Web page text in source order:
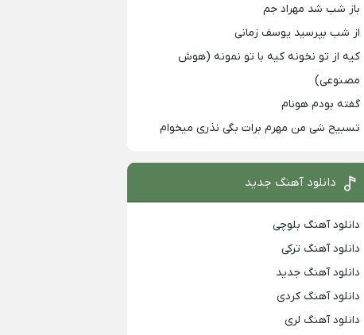
باز شب شد مهراد جم
از شب بپرسید یوسف زمانی
کیه از تو نخونه کیه با تو نمونه (هوش
مصنوعی)
گفته بودم هونام
تسبیح شی من مهرم برات بگی نذری میخوام
دانلود آهنگ جدید
دانلود آهنگ بلوچی
دانلود آهنگ ترکی
دانلود آهنگ جدید
دانلود آهنگ کردی
دانلود آهنگ لری